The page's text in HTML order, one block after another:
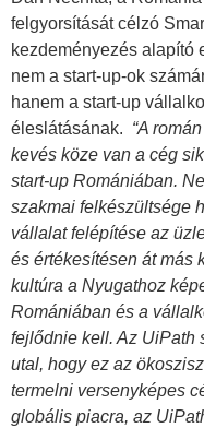
felgyorsítását célzó
kezdeményezés alapító
nem a start-up-ok
hanem a start-up
éleslátásának. “A
kevés köze van a cég
start-up Romániában.
szakmai felkészültsége
vállalat felépítése az
és értékesítésen át más
kultúra a Nyugathoz
Romániában és a
fejlődnie kell. Az UiPath
utal, hogy ez az
termelni versenyképes
globális piacra, az